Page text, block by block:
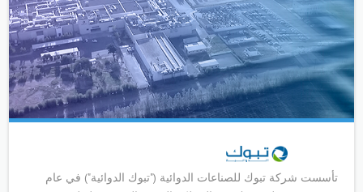
تأسست شركة تبوك للصناعات الدوائية ("تبوك الدوائية") في عام